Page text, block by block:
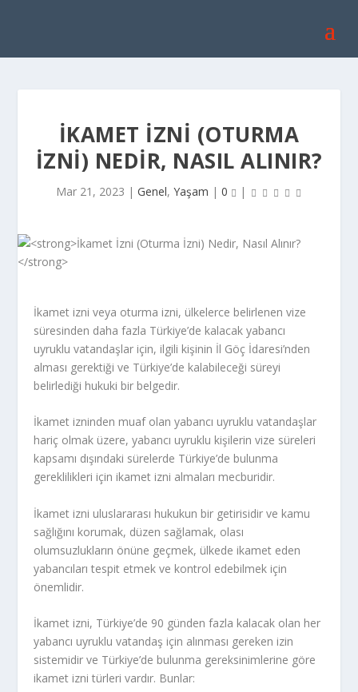
İKAMET İZNI (OTURMA
İZNI) NEDIR, NASIL ALINIR?
Mar 21, 2023 | Genel, Yaşam | 0 |
İkamet izni veya oturma izni, ülkelerce belirlenen vize
süresinden daha fazla Türkiye’de kalacak yabancı
uyruklu vatandaşlar için, ilgili kişinin İl Göç İdaresi’nden
alması gerektiği ve Türkiye’de kalabileceği süreyi
belirlediği hukuki bir belgedir.
İkamet izninden muaf olan yabancı uyruklu vatandaşlar
hariç olmak üzere, yabancı uyruklu kişilerin vize süreleri
kapsamı dışındaki sürelerde Türkiye’de bulunma
gereklilikleri için ikamet izni almaları mecburidir.
İkamet izni uluslararası hukukun bir getirisidir ve kamu
sağlığını korumak, düzen sağlamak, olası
olumsuzlukların önüne geçmek, ülkede ikamet eden
yabancıları tespit etmek ve kontrol edebilmek için
önemlidir.
İkamet izni, Türkiye’de 90 günden fazla kalacak olan her
yabancı uyruklu vatandaş için alınması gereken izin
sistemidir ve Türkiye’de bulunma gereksinimlerine göre
ikamet izni türleri vardır. Bunlar: